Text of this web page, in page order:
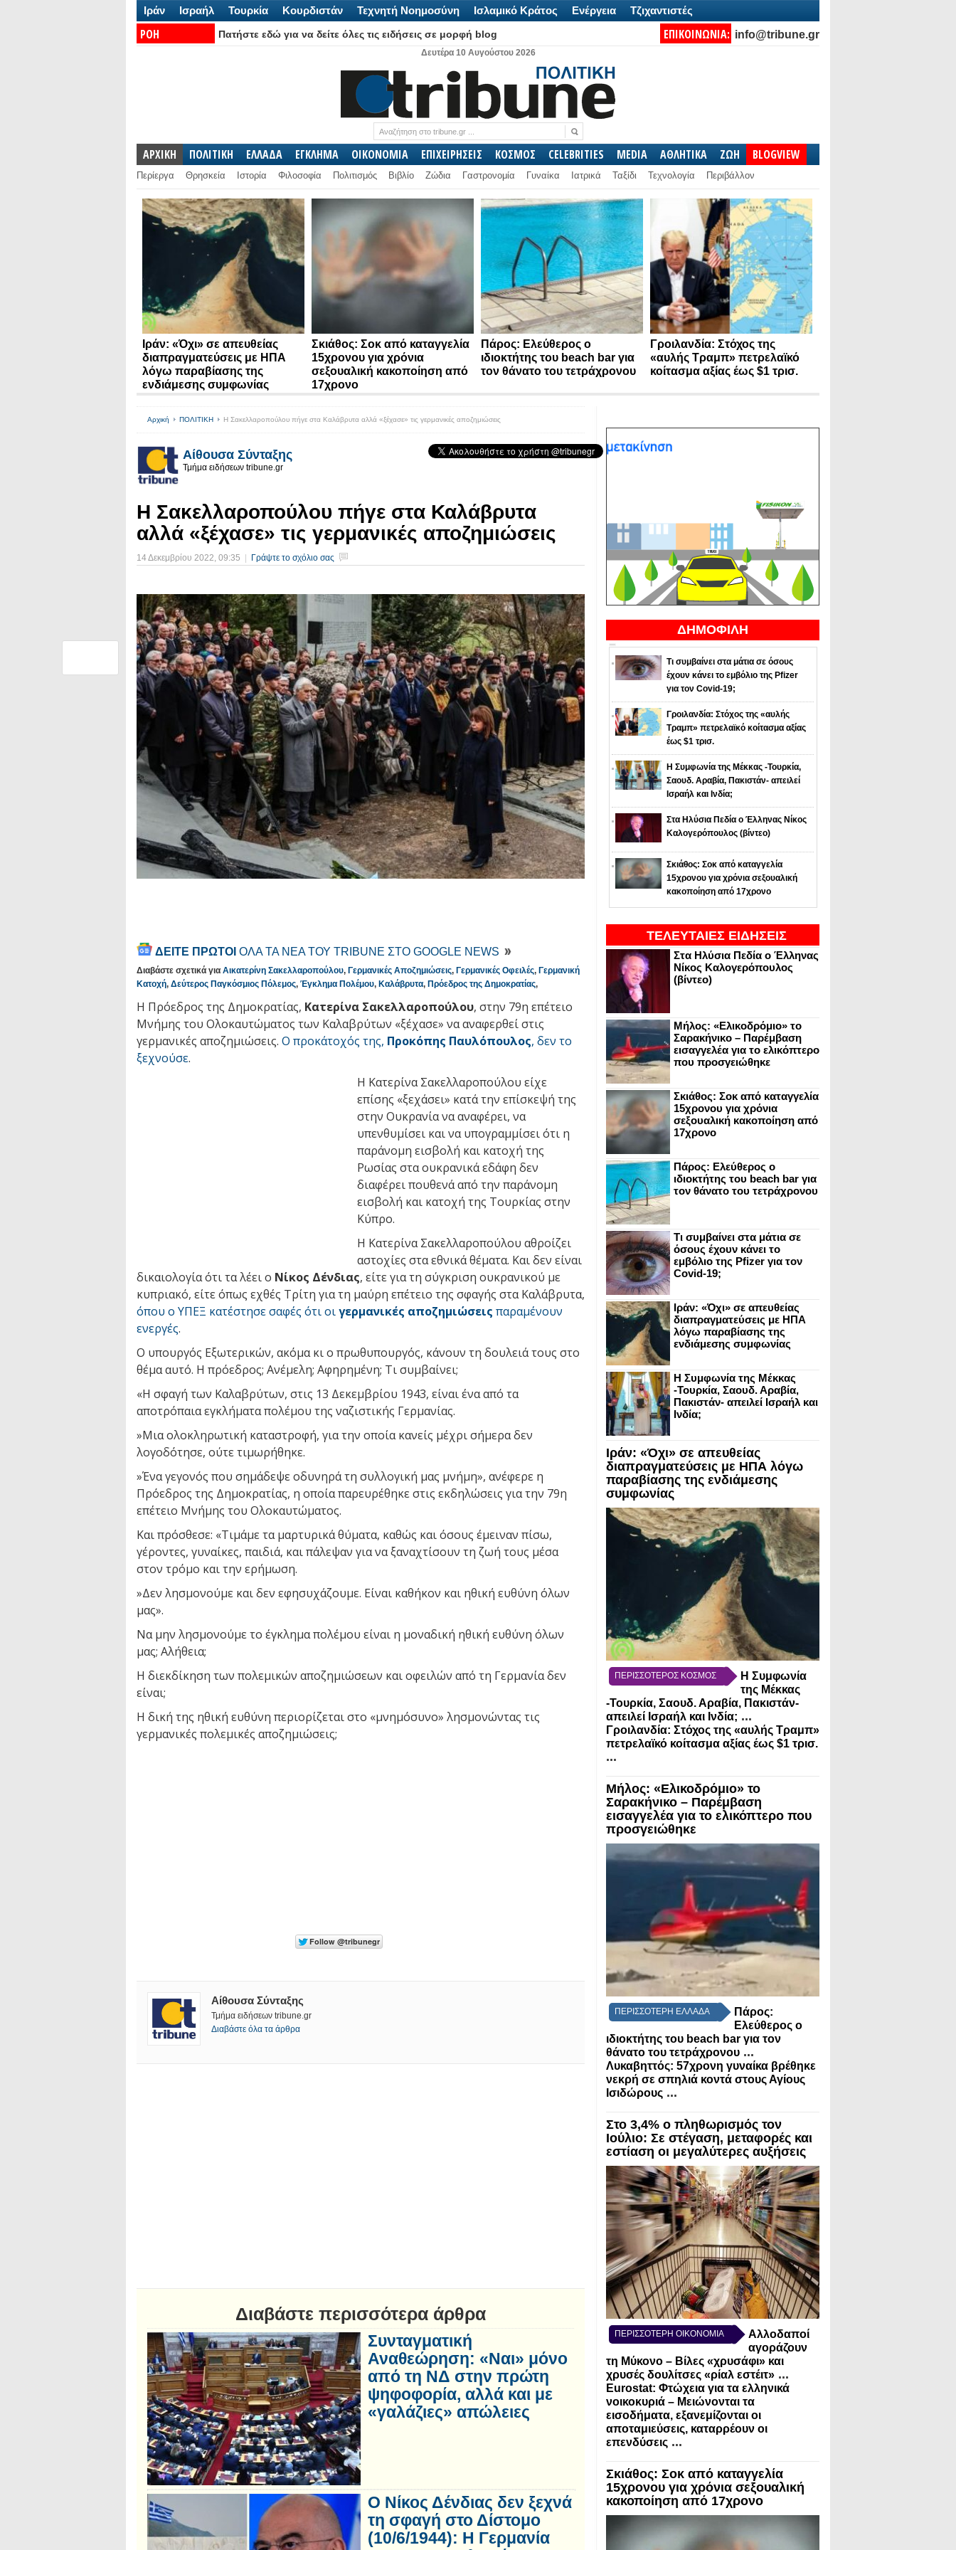
Ιράν Ισραήλ Τουρκία Κουρδιστάν Τεχνητή Νοημοσύνη Ισλαμικό Κράτος Ενέργεια Τζιχαντιστές
ΡΟΗ
Πατήστε εδώ για να δείτε όλες τις ειδήσεις σε μορφή blog ΕΠΙΚΟΙΝΩΝΙΑ: info@tribune.gr
Δευτέρα 10 Αυγούστου 2026
ΑΡΧΙΚΗ ΠΟΛΙΤΙΚΗ ΕΛΛΑΔΑ ΕΓΚΛΗΜΑ ΟΙΚΟΝΟΜΙΑ ΕΠΙΧΕΙΡΗΣΕΙΣ ΚΟΣΜΟΣ CELEBRITIES MEDIA ΑΘΛΗΤΙΚΑ ΖΩΗ BLOGVIEW
Περίεργα Θρησκεία Ιστορία Φιλοσοφία Πολιτισμός Βιβλίο Ζώδια Γαστρονομία Γυναίκα Ιατρικά Ταξίδι Τεχνολογία Περιβάλλον
Ιράν: «Όχι» σε απευθείας
διαπραγματεύσεις με ΗΠΑ
λόγω παραβίασης της
ενδιάμεσης συμφωνίας
Σκιάθος: Σοκ από καταγγελία
15χρονου για χρόνια
σεξουαλική κακοποίηση από
17χρονο
Πάρος: Ελεύθερος ο
ιδιοκτήτης του beach bar για
τον θάνατο του τετράχρονου
Γροιλανδία: Στόχος της
«αυλής Τραμπ» πετρελαϊκό
κοίτασμα αξίας έως $1 τρισ.
ΔΗΜΟΦΙΛΗ
Τι συμβαίνει στα μάτια σε όσους
έχουν κάνει το εμβόλιο της Pfizer
για τον Covid-19;
Γροιλανδία: Στόχος της «αυλής
Τραμπ» πετρελαϊκό κοίτασμα αξίας
έως $1 τρισ.
Η Συμφωνία της Μέκκας -Τουρκία,
Σαουδ. Αραβία, Πακιστάν- απειλεί
Ισραήλ και Ινδία;
Στα Ηλύσια Πεδία ο Έλληνας Νίκος
Καλογερόπουλος (βίντεο)
Σκιάθος: Σοκ από καταγγελία
15χρονου για χρόνια σεξουαλική
κακοποίηση από 17χρονο
ΤΕΛΕΥΤΑΙΕΣ ΕΙΔΗΣΕΙΣ
Στα Ηλύσια Πεδία ο Έλληνας
Νίκος Καλογερόπουλος
(βίντεο)
Μήλος: «Ελικοδρόμιο» το
Σαρακήνικο – Παρέμβαση
εισαγγελέα για το ελικόπτερο
που προσγειώθηκε
Σκιάθος: Σοκ από καταγγελία
15χρονου για χρόνια
σεξουαλική κακοποίηση από
17χρονο
Πάρος: Ελεύθερος ο
ιδιοκτήτης του beach bar για
τον θάνατο του τετράχρονου
Τι συμβαίνει στα μάτια σε
όσους έχουν κάνει το
εμβόλιο της Pfizer για τον
Covid-19;
Ιράν: «Όχι» σε απευθείας
διαπραγματεύσεις με ΗΠΑ
λόγω παραβίασης της
ενδιάμεσης συμφωνίας
Η Συμφωνία της Μέκκας
-Τουρκία, Σαουδ. Αραβία,
Πακιστάν- απειλεί Ισραήλ και
Ινδία;
Ιράν: «Όχι» σε απευθείας
διαπραγματεύσεις με ΗΠΑ λόγω
παραβίασης της ενδιάμεσης
συμφωνίας
ΠΕΡΙΣΣΟΤΕΡΟΣ ΚΟΣΜΟΣ
Η Συμφωνία
της Μέκκας
-Τουρκία, Σαουδ. Αραβία, Πακιστάν-
απειλεί Ισραήλ και Ινδία; ...
Γροιλανδία: Στόχος της «αυλής Τραμπ»
πετρελαϊκό κοίτασμα αξίας έως $1 τρισ.
...
Μήλος: «Ελικοδρόμιο» το
Σαρακήνικο – Παρέμβαση
εισαγγελέα για το ελικόπτερο που
προσγειώθηκε
ΠΕΡΙΣΣΟΤΕΡΗ ΕΛΛΑΔΑ
Πάρος:
Ελεύθερος ο
ιδιοκτήτης του beach bar για τον
θάνατο του τετράχρονου ...
Λυκαβηττός: 57χρονη γυναίκα βρέθηκε
νεκρή σε σπηλιά κοντά στους Αγίους
Ισιδώρους ...
Στο 3,4% ο πληθωρισμός τον
Ιούλιο: Σε στέγαση, μεταφορές και
εστίαση οι μεγαλύτερες αυξήσεις
ΠΕΡΙΣΣΟΤΕΡΗ ΟΙΚΟΝΟΜΙΑ
Αλλοδαποί
αγοράζουν
τη Μύκονο – Βίλες «χρυσάφι» και
χρυσές δουλίτσες «ρίαλ εστέιτ» ...
Eurostat: Φτώχεια για τα ελληνικά
νοικοκυριά – Μειώνονται τα
εισοδήματα, εξανεμίζονται οι
αποταμιεύσεις, καταρρέουν οι
επενδύσεις ...
Σκιάθος: Σοκ από καταγγελία
15χρονου για χρόνια σεξουαλική
κακοποίηση από 17χρονο
Αρχική ΠΟΛΙΤΙΚΗ Η Σακελλαροπούλου πήγε στα Καλάβρυτα αλλά «ξέχασε» τις γερμανικές αποζημιώσεις
Αίθουσα Σύνταξης
Τμήμα ειδήσεων tribune.gr
Η Σακελλαροπούλου πήγε στα Καλάβρυτα
αλλά «ξέχασε» τις γερμανικές αποζημιώσεις
14 Δεκεμβρίου 2022, 09:35 Γράψτε το σχόλιο σας
ΔΕΙΤΕ ΠΡΩΤΟΙ ΟΛΑ ΤΑ ΝΕΑ ΤΟΥ TRIBUNE ΣΤΟ GOOGLE NEWS
Διαβάστε σχετικά για Αικατερίνη Σακελλαροπούλου, Γερμανικές Αποζημιώσεις, Γερμανικές Οφειλές, Γερμανική
Κατοχή, Δεύτερος Παγκόσμιος Πόλεμος, Έγκλημα Πολέμου, Καλάβρυτα, Πρόεδρος της Δημοκρατίας,
Η Πρόεδρος της Δημοκρατίας, Κατερίνα Σακελλαροπούλου, στην 79η επέτειο
Μνήμης του Ολοκαυτώματος των Καλαβρύτων «ξέχασε» να αναφερθεί στις
γερμανικές αποζημιώσεις. Ο προκάτοχός της, Προκόπης Παυλόπουλος, δεν το
ξεχνούσε.
Η Κατερίνα Σακελλαροπούλου είχε
επίσης «ξεχάσει» κατά την επίσκεψή της
στην Ουκρανία να αναφέρει, να
υπενθυμίσει και να υπογραμμίσει ότι η
παράνομη εισβολή και κατοχή της
Ρωσίας στα ουκρανικά εδάφη δεν
διαφέρει πουθενά από την παράνομη
εισβολή και κατοχή της Τουρκίας στην
Κύπρο.
Η Κατερίνα Σακελλαροπούλου αθροίζει
αστοχίες στα εθνικά θέματα. Και δεν είναι
δικαιολογία ότι τα λέει ο Νίκος Δένδιας, είτε για τη σύγκριση ουκρανικού με
κυπριακό, είτε όπως εχθές Τρίτη για τη μαύρη επέτειο της σφαγής στα Καλάβρυτα,
όπου ο ΥΠΕΞ κατέστησε σαφές ότι οιγερμανικές αποζημιώσεις παραμένουν
ενεργές.
Ο υπουργός Εξωτερικών, ακόμα κι ο πρωθυπουργός, κάνουν τη δουλειά τους στο
θέμα αυτό. Η πρόεδρος; Ανέμελη; Αφηρημένη; Τι συμβαίνει;
«Η σφαγή των Καλαβρύτων, στις 13 Δεκεμβρίου 1943, είναι ένα από τα
αποτρόπαια εγκλήματα πολέμου της ναζιστικής Γερμανίας.
»Μια ολοκληρωτική καταστροφή, για την οποία κανείς μέχρι σήμερα δεν
λογοδότησε, ούτε τιμωρήθηκε.
»Ένα γεγονός που σημάδεψε οδυνηρά τη συλλογική μας μνήμη», ανέφερε η
Πρόεδρος της Δημοκρατίας, η οποία παρευρέθηκε στις εκδηλώσεις για την 79η
επέτειο Μνήμης του Ολοκαυτώματος.
Και πρόσθεσε: «Τιμάμε τα μαρτυρικά θύματα, καθώς και όσους έμειναν πίσω,
γέροντες, γυναίκες, παιδιά, και πάλεψαν για να ξαναχτίσουν τη ζωή τους μέσα
στον τρόμο και την ερήμωση.
»Δεν λησμονούμε και δεν εφησυχάζουμε. Είναι καθήκον και ηθική ευθύνη όλων
μας».
Να μην λησμονούμε το έγκλημα πολέμου είναι η μοναδική ηθική ευθύνη όλων
μας; Αλήθεια;
Η διεκδίκηση των πολεμικών αποζημιώσεων και οφειλών από τη Γερμανία δεν
είναι;
Η δική της ηθική ευθύνη περιορίζεται στο «μνημόσυνο» λησμονώντας τις
γερμανικές πολεμικές αποζημιώσεις;
Αίθουσα Σύνταξης
Τμήμα ειδήσεων tribune.gr
Διαβάστε όλα τα άρθρα
Διαβάστε περισσότερα άρθρα
Συνταγματική
Αναθεώρηση: «Ναι» μόνο
από τη ΝΔ στην πρώτη
ψηφοφορία, αλλά και με
«γαλάζιες» απώλειες
Ο Νίκος Δένδιας δεν ξεχνά
τη σφαγή στο Δίστομο
(10/6/1944): Η Γερμανία